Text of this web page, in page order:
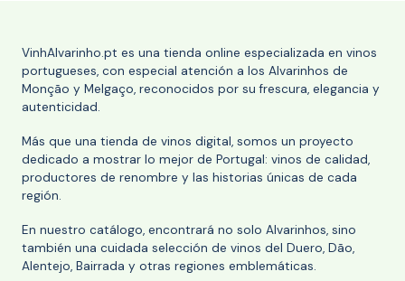
VinhAlvarinho.pt es una tienda online especializada en vinos
portugueses, con especial atención a los Alvarinhos de
Monção y Melgaço, reconocidos por su frescura, elegancia y
autenticidad.
Más que una tienda de vinos digital, somos un proyecto
dedicado a mostrar lo mejor de Portugal: vinos de calidad,
productores de renombre y las historias únicas de cada
región.
En nuestro catálogo, encontrará no solo Alvarinhos, sino
también una cuidada selección de vinos del Duero, Dão,
Alentejo, Bairrada y otras regiones emblemáticas.